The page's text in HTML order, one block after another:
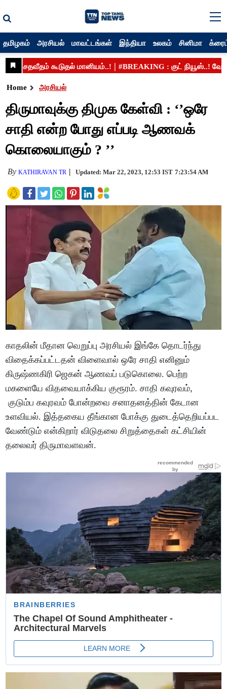
தமிழகம் அரசியல் மாவட்டங்கள் இந்தியா உலகம் சினிமா
Home அரசியல்
திருமாவுக்கு திமுக கேள்வி : ‘’ஒரே
சாதி என்ற போது எப்படி ஆணவக்
கொலையாகும் ? ’’
ByKATHIRAVAN TR Updated: Mar 22, 2023, 12:53 IST 7:23:54 AM
காதலின் மீதான வெறுப்பு அரசியல் இங்கே தொடர்ந்து
விதைக்கப்பட்டதன் விளைவால் ஒரே சாதி எனினும்
கிருஷ்ணகிரி ஜெகன் ஆணவப் படுகொலை. பெற்ற
மகளையே விதவையாக்கிய குரூரம். சாதி கவுரவம்,
குடும்ப கவுரவம் போன்றவை சனாதனத்தின் கேடான
உளவியல். இத்தகைய தீங்கான போக்கு துடைத்தெறியப்பட
வேண்டும் என்கிறார் விடுதலை சிறுத்தைகள் கட்சியின்
தலைவர் திருமாவளவன்.